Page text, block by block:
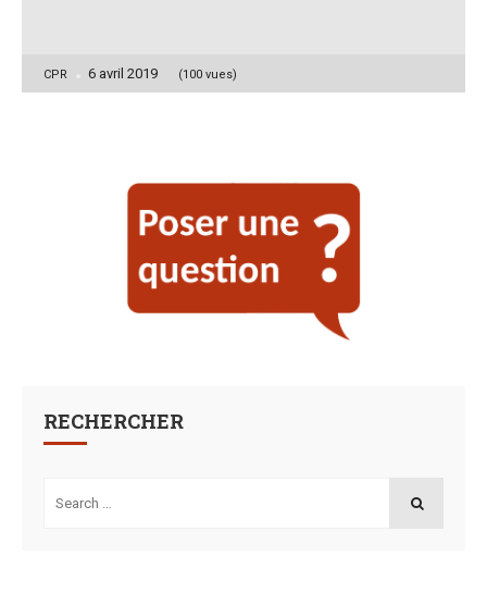
Posted
CPR 6 avril 2019 (100 vues)
RECHERCHER
for: